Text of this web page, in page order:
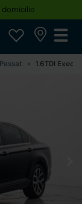
domicilio
Passat 1.6TDI